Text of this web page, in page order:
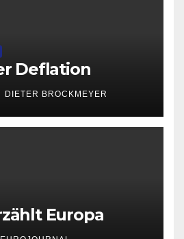
Deflation
DIETER BROCKMEYER
Europa